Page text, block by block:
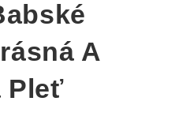
A
Pleť